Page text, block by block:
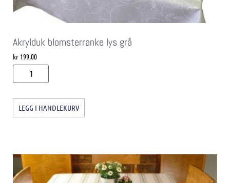
Akrylduk blomsterranke lys grå
kr 199,00
LEGG I HANDLEKURV